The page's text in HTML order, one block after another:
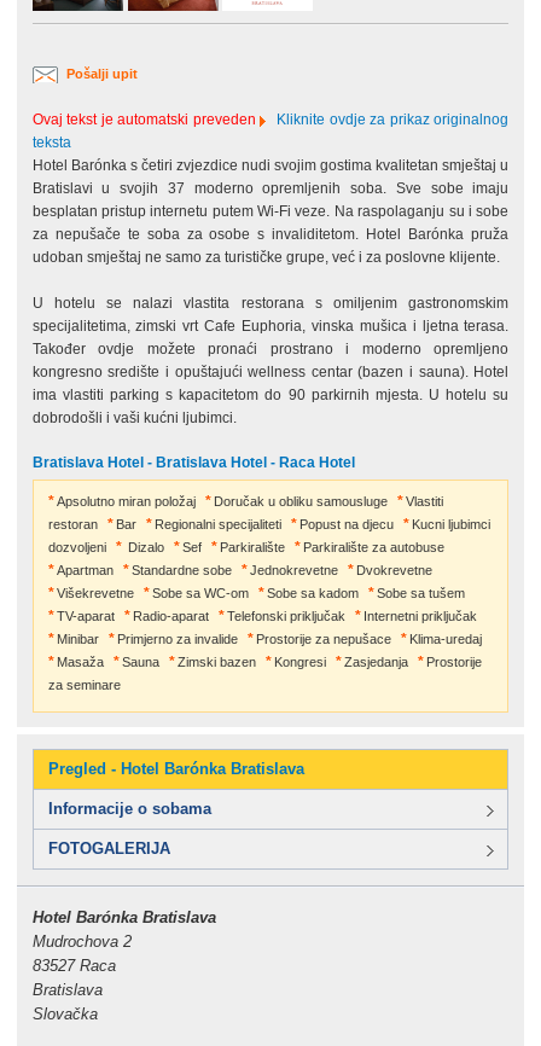
Pošalji upit
Ovaj tekst je automatski preveden
Kliknite ovdje za prikaz originalnog
teksta
Hotel Barónka s četiri zvjezdice nudi svojim gostima kvalitetan smještaj u
Bratislavi u svojih 37 moderno opremljenih soba. Sve sobe imaju
besplatan pristup internetu putem Wi-Fi veze. Na raspolaganju su i sobe
za nepušače te soba za osobe s invaliditetom. Hotel Barónka pruža
udoban smještaj ne samo za turističke grupe, već i za poslovne klijente.
U hotelu se nalazi vlastita restorana s omiljenim gastronomskim
specijalitetima, zimski vrt Cafe Euphoria, vinska mušica i ljetna terasa.
Također ovdje možete pronaći prostrano i moderno opremljeno
kongresno središte i opuštajući wellness centar (bazen i sauna). Hotel
ima vlastiti parking s kapacitetom do 90 parkirnih mjesta. U hotelu su
dobrodošli i vaši kućni ljubimci.
Bratislava Hotel - Bratislava Hotel - Raca Hotel
Apsolutno miran položaj Doručak u obliku samousluge
Vlastiti
restoran
Bar Regionalni specijaliteti Popust na djecu
Kucni ljubimci
dozvoljeni
Dizalo Sef Parkiralište
Parkiralište za autobuse
Apartman
Standardne sobe Jednokrevetne
Dvokrevetne
Višekrevetne
Sobe sa WC-om Sobe sa kadom
Sobe sa tušem
TV-aparat
Radio-aparat Telefonski priključak
Internetni priključak
Minibar
Primjerno za invalide Prostorije za nepušace
Klima-uredaj
Masaža
Sauna Zimski bazen Kongresi Zasjedanja
Prostorije
za seminare
Pregled - Hotel Barónka Bratislava
Informacije o sobama
FOTOGALERIJA
Hotel Barónka Bratislava
Mudrochova 2
83527 Raca
Bratislava
Slovačka